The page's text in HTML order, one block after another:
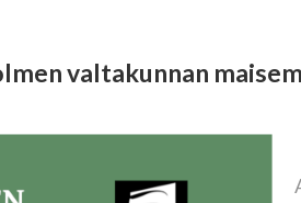
valtakunnan